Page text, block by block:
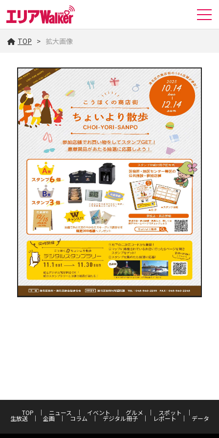
TOP 拡大画像
TOP ニュース イベント グルメ スポット
生放送 企画 コラム デジタル冊子 レポート データ